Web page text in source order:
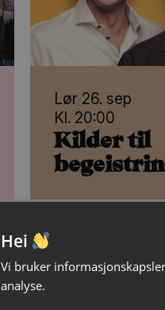
Lør 26. sep
Kl. 20:00
Kilder til
Hei
Vi bruker
analyse.